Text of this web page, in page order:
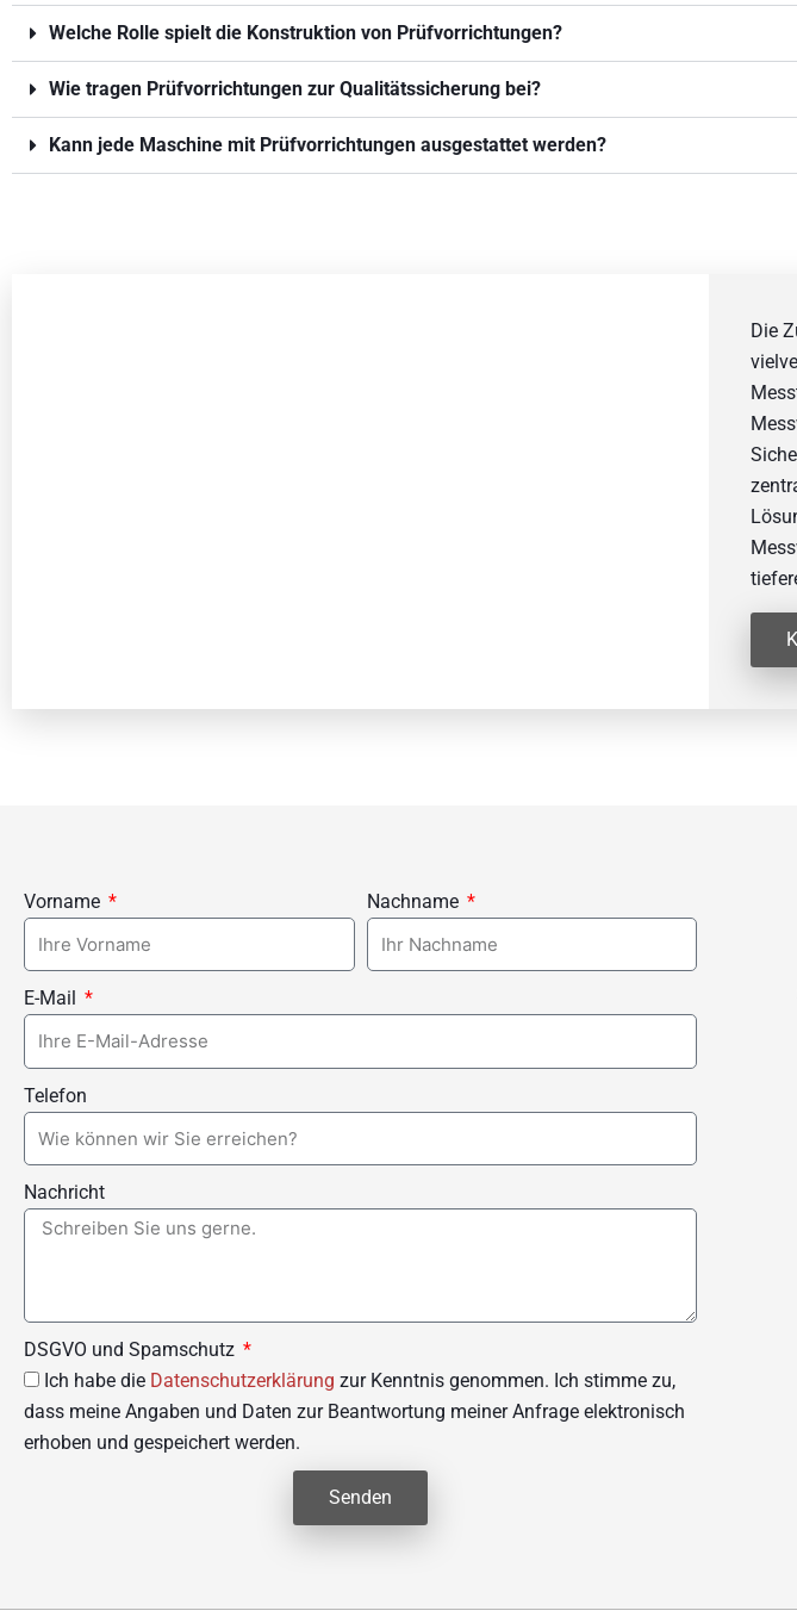
Welche Rolle spielt die Konstruktion von Prüfvorrichtungen?
Wie tragen Prüfvorrichtungen zur Qualitätssicherung bei?
Kann jede Maschine mit Prüfvorrichtungen ausgestattet werden?
Die
Vorname Nachname
E-Mail
Telefon
Nachricht
DSGVO und Spamschutz
Ich habe die Datenschutzerklärung zur Kenntnis genommen. Ich stimme zu,
dass meine Angaben und Daten zur Beantwortung meiner Anfrage elektronisch
erhoben und gespeichert werden.
Senden